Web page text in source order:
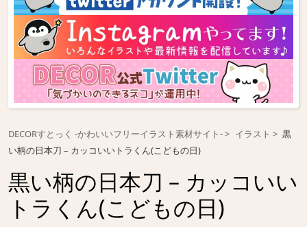
DECORすとっく -かわいいフリーイラスト素材サイト- イラスト
黒
い柄の日本刀 – カッコいいトラくん(こどもの日)
黒い柄の日本刀 – カッコいい
トラくん(こどもの日)